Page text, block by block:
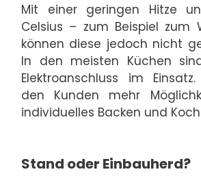
Mit einer geringen Hitze
Celsius – zum Beispiel zum
können diese jedoch nicht
In den meisten Küchen
Elektroanschluss im
den Kunden mehr
individuelles Backen und
Stand oder Einbauherd?